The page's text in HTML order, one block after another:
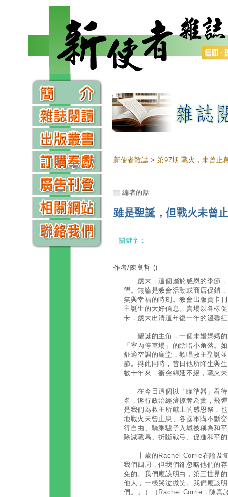
新使者雜誌 >第97期 戰火，未曾止
編者的話
雖是聖誕，但戰火未曾
關鍵字：
作者/陳良哲 ()
歲末，這個屬於感恩的季節，
望。無論是教會活動或商店促銷
笑與幸福的時刻。教會出版賀卡
主誕生的大好信息。賣場以各樣
卡，歲末出清這年復一年的溫馨
聖誕的主角，一個未婚媽媽的
「室內停車場」的陰暗小角落。
舒適空調的廟堂，歡唱救主聖誕
節。與此同時，昔日他所降生
數十年來，衝突綿延不絕，戰火
在今日這個以「瞄準器」看待
名，遂行政治經濟掠奪為實，飛
是我們為救主所獻上的感恩祭，
地戰火未曾止息、各國軍購不斷
得自由、騎乘驢子入城被稱為和
除滅戰馬、折斷戰弓、促進和平
十歲的Rachel Corrie在論及飢
我們四周，但我們卻忽略他們的
免的。我們應該明白，第三世界
他人，一樣哭泣微笑。我們應該
們。」）（Rachel Corrie，陳真